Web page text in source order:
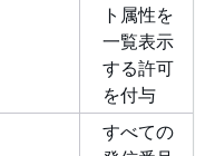
ト属性を
一覧表示
する許可
を付与
すべての